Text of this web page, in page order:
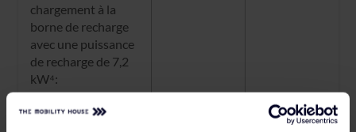
chargement à la
borne de recharge
avec une puissance
de recharge de 7,2
kW⁴:
Distance aprés une
45 km